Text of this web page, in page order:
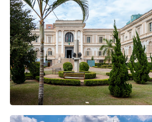
Praça Dr. Tófoli, 28 - Centro,
SP